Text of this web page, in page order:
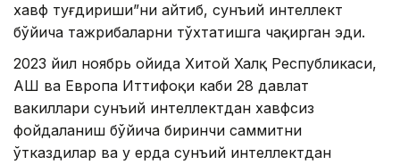
хавф туғдириши”ни айтиб, сунъий интеллект
бўйича тажрибаларни тўхтатишга чақирган эди.
2023 йил ноябрь ойида Хитой Халқ Республикаси,
АҚШ ва Европа Иттифоқи каби 28 давлат
вакиллари сунъий интеллектдан хавфсиз
фойдаланиш бўйича биринчи саммитни
ўтказдилар ва у ерда сунъий интеллектдан